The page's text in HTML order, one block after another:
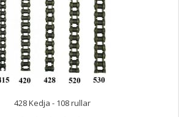
428 Kedja - 108 rullar